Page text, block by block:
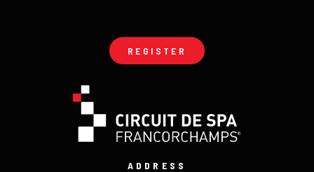
REGISTER
ADDRESS